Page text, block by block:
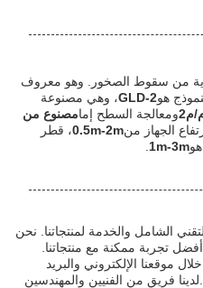
من سقوط الصخور. وهو معروف
هوGLD-2، وهي مصنوعة
ومعالجة السطح إمامصنوع من
الجهاز من0.5m-2m، قطر
1m-3m
.
الشامل والخدمة لمنتجاتنا. نحن
تجربة ممكنة مع منتجاتنا.
موقعنا الإلكتروني والبريد
فريق من الفنيين والمهندسين